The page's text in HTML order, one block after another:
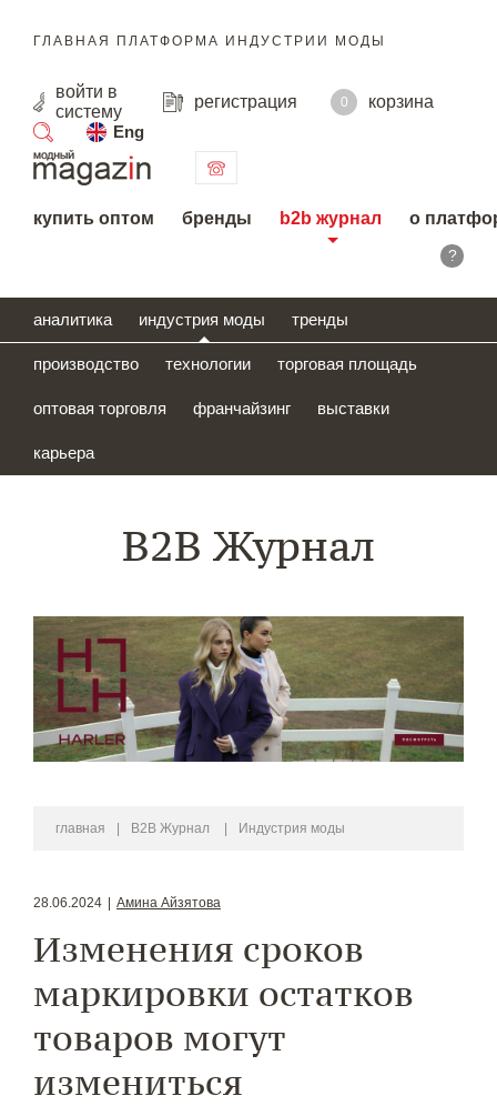
ГЛАВНАЯ ПЛАТФОРМА ИНДУСТРИИ МОДЫ
войти в
систему
регистрация 0
корзина
Eng
поиск
купить оптом бренды b2b журнал о
?
аналитика индустрия моды тренды
производство технологии торговая площадь
оптовая торговля франчайзинг выставки
карьера
B2B Журнал
главная B2B Журнал Индустрия моды
28.06.2024 Амина Айзятова
Изменения сроков
маркировки остатков
товаров могут
измениться